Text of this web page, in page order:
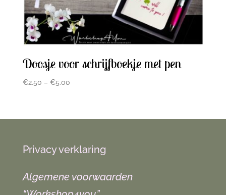
Doosje voor schrijfboekje met pen
€2.50 – €5.00
Privacy verklaring
Algemene voorwaarden